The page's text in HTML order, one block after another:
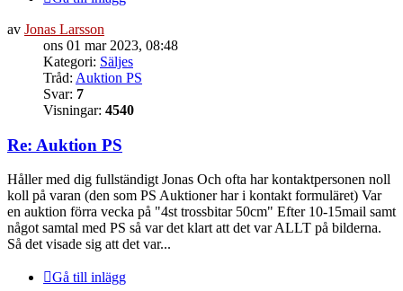
av Jonas Larsson
ons 01 mar 2023, 08:48
Kategori: Säljes
Tråd: Auktion PS
Svar: 7
Visningar: 4540
Re: Auktion PS
Håller med dig fullständigt Jonas Och ofta har kontaktpersonen noll
koll på varan (den som PS Auktioner har i kontakt formuläret) Var
en auktion förra vecka på "4st trossbitar 50cm" Efter 10-15mail samt
något samtal med PS så var det klart att det var ALLT på bilderna.
Så det visade sig att det var...
Gå till inlägg